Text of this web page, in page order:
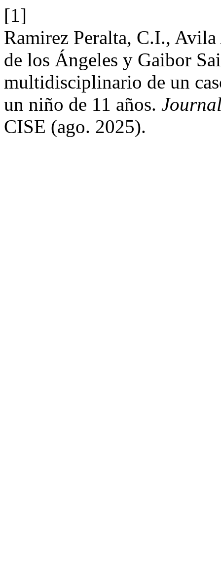
[1]
Ramirez Peralta, C.I.,
de los Ángeles y Gaibor
multidisciplinario de un
un niño de 11 años.
CISE (ago. 2025).